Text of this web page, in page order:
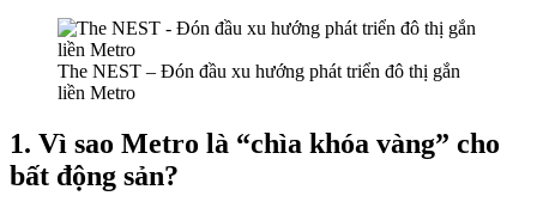
The NEST – Đón đầu xu hướng phát triển đô thị gắn
liền Metro
1. Vì sao Metro là “chìa khóa vàng” cho
bất động sản?